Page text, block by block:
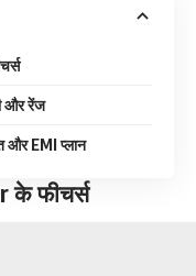
और रेंज
EMI प्लान
के फीचर्स